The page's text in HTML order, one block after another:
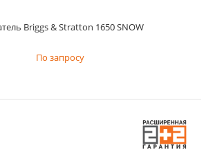
Briggs & Stratton 1650 SNOW
Briggs & Stratton 1650 SNOW
По запросу